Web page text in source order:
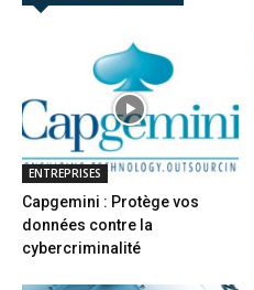
ENTREPRISES
Capgemini : Protège vos
données contre la
cybercriminalité